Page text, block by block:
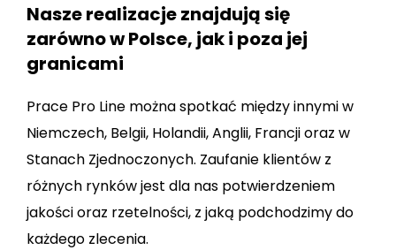
Nasze realizacje znajdują się
zarówno w Polsce, jak i poza jej
granicami
Prace Pro Line można spotkać między innymi w
Niemczech, Belgii, Holandii, Anglii, Francji oraz w
Stanach Zjednoczonych. Zaufanie klientów z
różnych rynków jest dla nas potwierdzeniem
jakości oraz rzetelności, z jaką podchodzimy do
każdego zlecenia.